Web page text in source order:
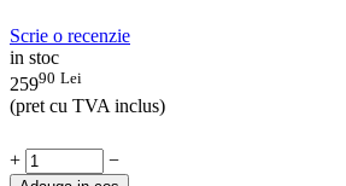
Scrie o recenzie
in stoc
25990 Lei
(pret cu TVA inclus)
+ −